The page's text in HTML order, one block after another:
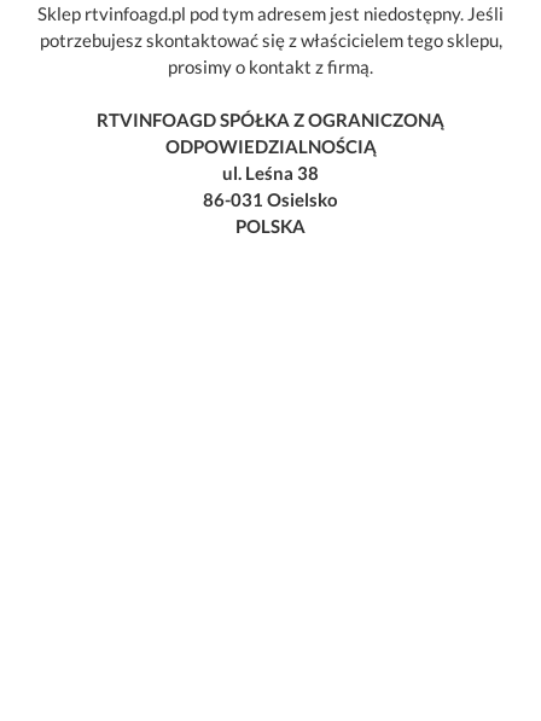
Sklep rtvinfoagd.pl pod tym adresem jest niedostępny. Jeśli
potrzebujesz skontaktować się z właścicielem tego sklepu,
prosimy o kontakt z firmą.
RTVINFOAGD SPÓŁKA Z OGRANICZONĄ
ODPOWIEDZIALNOŚCIĄ
ul. Leśna 38
86-031 Osielsko
POLSKA